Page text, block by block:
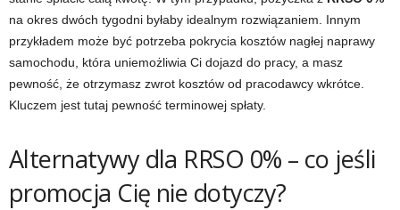
na okres dwóch tygodni byłaby idealnym rozwiązaniem. Innym
przykładem może być potrzeba pokrycia kosztów nagłej naprawy
samochodu, która uniemożliwia Ci dojazd do pracy, a masz
pewność, że otrzymasz zwrot kosztów od pracodawcy wkrótce.
Kluczem jest tutaj pewność terminowej spłaty.
Alternatywy dla RRSO 0% – co jeśli
promocja Cię nie dotyczy?